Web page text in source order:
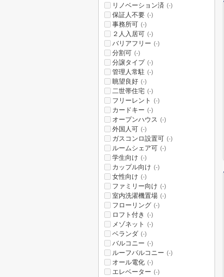
リノベーション済 (-)
保証人不要 (-)
事務所可 (-)
２人入居可 (-)
バリアフリー (-)
分割可 (-)
分譲タイプ (-)
管理人常駐 (-)
眺望良好 (-)
二世帯住宅 (-)
フリーレント (-)
カードキー (-)
オープンハウス (-)
外国人可 (-)
ガスコンロ設置可 (-)
ルームシェア可 (-)
学生向け (-)
カップル向け (-)
女性向け (-)
ファミリー向け (-)
室内洗濯機置場 (-)
フローリング (-)
ロフト付き (-)
メゾネット (-)
ベランダ (-)
バルコニー (-)
ルーフバルコニー (-)
オール電化 (-)
エレベーター (-)